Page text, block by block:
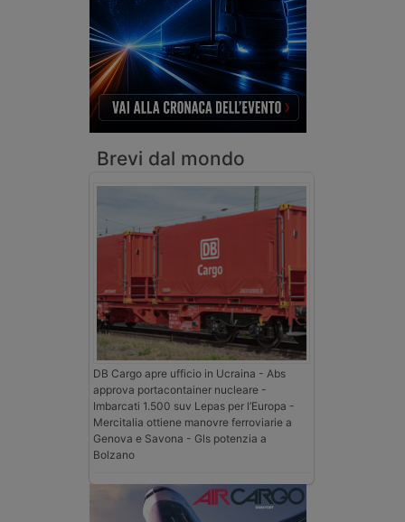
Brevi dal mondo
DB Cargo apre ufficio in Ucraina - Abs
approva portacontainer nucleare -
Imbarcati 1.500 suv Lepas per l’Europa -
Mercitalia ottiene manovre ferroviarie a
Genova e Savona - Gls potenzia a
Bolzano